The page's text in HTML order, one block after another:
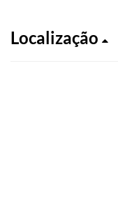
Localização